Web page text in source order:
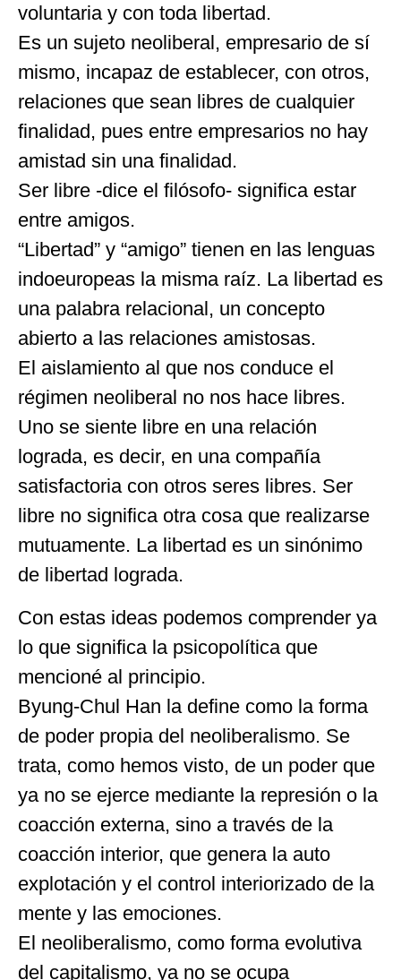
voluntaria y con toda libertad.
Es un sujeto neoliberal, empresario de sí
mismo, incapaz de establecer, con otros,
relaciones que sean libres de cualquier
finalidad, pues entre empresarios no hay
amistad sin una finalidad.
Ser libre -dice el filósofo- significa estar
entre amigos.
“Libertad” y “amigo” tienen en las lenguas
indoeuropeas la misma raíz. La libertad es
una palabra relacional, un concepto
abierto a las relaciones amistosas.
El aislamiento al que nos conduce el
régimen neoliberal no nos hace libres.
Uno se siente libre en una relación
lograda, es decir, en una compañía
satisfactoria con otros seres libres. Ser
libre no significa otra cosa que realizarse
mutuamente. La libertad es un sinónimo
de libertad lograda.
Con estas ideas podemos comprender ya
lo que significa la psicopolítica que
mencioné al principio.
Byung-Chul Han la define como la forma
de poder propia del neoliberalismo. Se
trata, como hemos visto, de un poder que
ya no se ejerce mediante la represión o la
coacción externa, sino a través de la
coacción interior, que genera la auto
explotación y el control interiorizado de la
mente y las emociones.
El neoliberalismo, como forma evolutiva
del capitalismo, ya no se ocupa